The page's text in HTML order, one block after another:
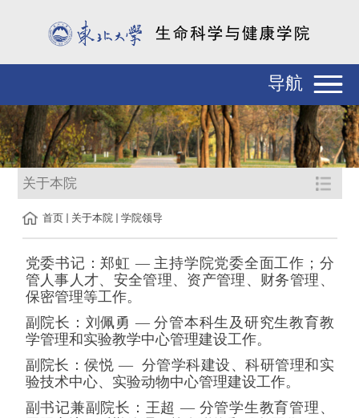
导航
关于本院
首页 关于本院 学院领导
党委书记：郑虹 — 主持学院党委全面工作；分
管人事人才、安全管理、资产管理、财务管理、
保密管理等工作。
副院长：刘佩勇 — 分管本科生及研究生教育教
学管理和实验教学中心管理建设工作。
副院长：侯悦 — 分管学科建设、科研管理和实
验技术中心、实验动物中心管理建设工作。
副书记兼副院长：王超 — 分管学生教育管理、